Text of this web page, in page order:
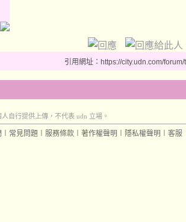
引用網址：https://city.udn.com/
自行提供上傳，不代表 udn 立場。
常見問題 服務條款 著作權聲明 隱私權聲明 客服